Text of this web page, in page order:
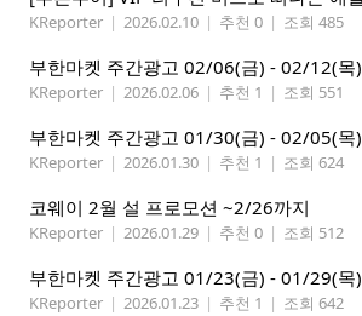
KReporter | 2026.02.10 | 추천 0 | 조회 485
부한마켓 주간광고 02/06(금) - 02/12(목)
KReporter | 2026.02.06 | 추천 1 | 조회 551
부한마켓 주간광고 01/30(금) - 02/05(목)
KReporter | 2026.01.30 | 추천 1 | 조회 624
코웨이 2월 설 프로모션 ~2/26까지
KReporter | 2026.01.29 | 추천 0 | 조회 512
부한마켓 주간광고 01/23(금) - 01/29(목)
KReporter | 2026.01.23 | 추천 1 | 조회 642